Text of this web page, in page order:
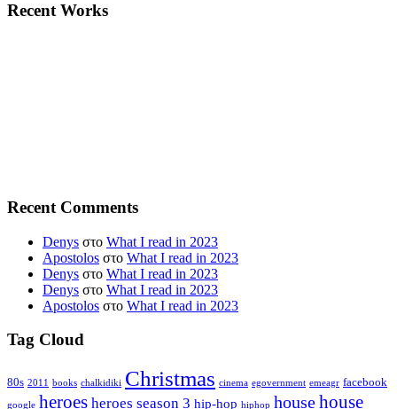
Recent Works
Recent Comments
Denys στο What I read in 2023
Apostolos στο What I read in 2023
Denys στο What I read in 2023
Denys στο What I read in 2023
Apostolos στο What I read in 2023
Tag Cloud
80s 2011 books chalkidiki Christmas cinema egovernment emeagr facebook
google heroes heroes season 3 hip-hop hiphop househouse